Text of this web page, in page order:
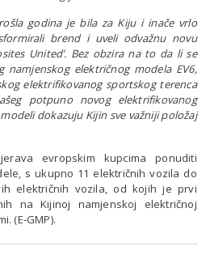
godina je bila za Kiju i inače vrlo
brend i uveli odvažnu novu
United’. Bez obzira na to da li se
električnog modela EV6,
elektrifikovanog sportskog terenca
potpuno novog elektrifikovanog
dokazuju Kijin sve važniji položaj
evropskim kupcima ponuditi
s ukupno 11 električnih vozila do
električnih vozila, od kojih je prvi
na Kijinoj namjenskoj električnoj
(E-GMP).